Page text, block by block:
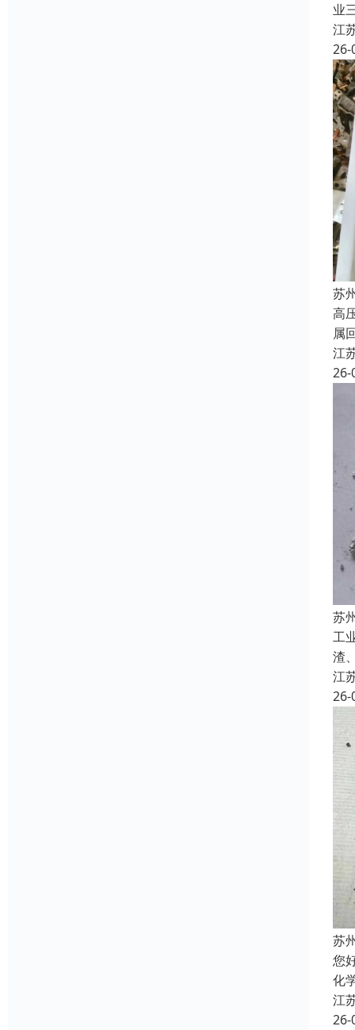
业
江
26-
苏
高
属
江
26-
苏
工
渣
江
26-
苏
您
化
江
26-